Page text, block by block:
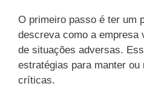
O primeiro passo é ter um
descreva como a empresa
de situações adversas.
estratégias para manter
críticas.